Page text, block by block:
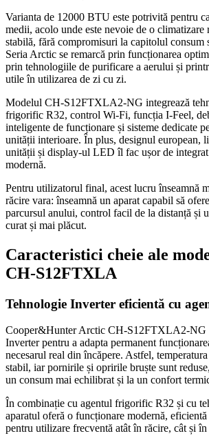
Varianta de 12000 BTU este potrivită pentru
medii, acolo unde este nevoie de o climatizare
stabilă, fără compromisuri la capitolul consum
Seria Arctic se remarcă prin funcționarea
prin tehnologiile de purificare a aerului și
utile în utilizarea de zi cu zi.
Modelul CH-S12FTXLA2-NG integrează
frigorific R32, control Wi-Fi, funcția I-Feel,
inteligente de funcționare și sisteme dedicate
unității interioare. În plus, designul european,
unității și display-ul LED îl fac ușor de
modernă.
Pentru utilizatorul final, acest lucru înseamnă
răcire vara: înseamnă un aparat capabil să
parcursul anului, control facil de la distanță și
curat și mai plăcut.
Caracteristici cheie ale
CH-S12FTXLA
Tehnologie Inverter eficientă cu
Cooper&Hunter Arctic CH-S12FTXLA2-NG
Inverter pentru a adapta permanent
necesarul real din încăpere. Astfel,
stabil, iar pornirile și opririle bruște sunt
un consum mai echilibrat și la un confort
În combinație cu agentul frigorific R32 și cu
aparatul oferă o funcționare modernă,
pentru utilizare frecventă atât în răcire, cât și